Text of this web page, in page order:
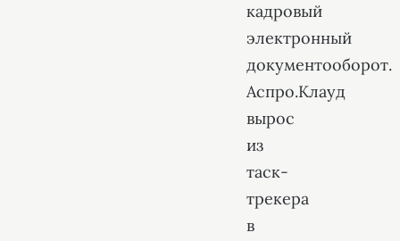
кадровый
электронный
документооборот.
Аспро.Клауд
вырос
из
таск-
трекера
в